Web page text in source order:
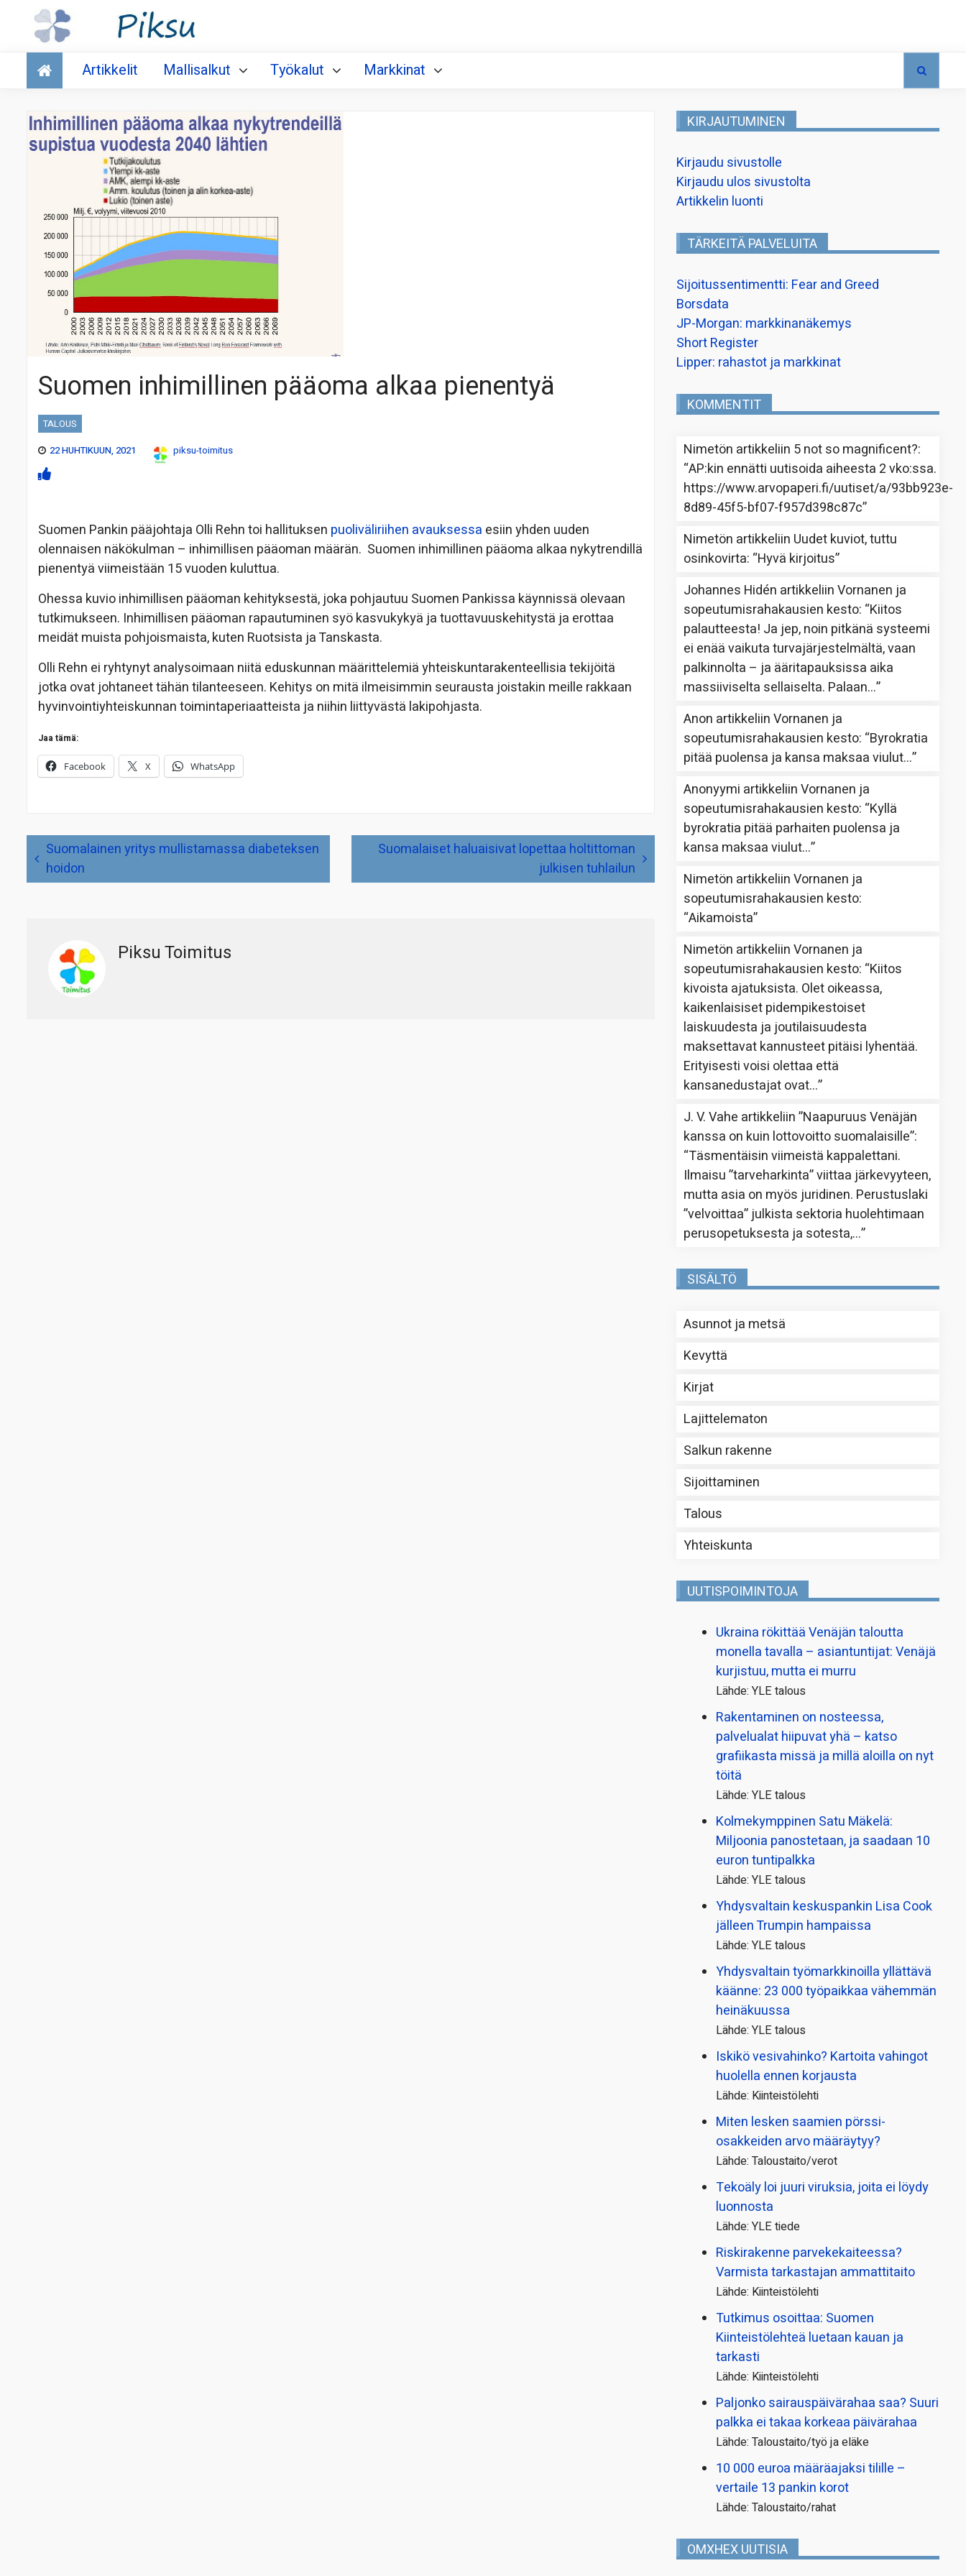
Talous
Artikkelit Mallisalkut Työkalut Markkinat
Suomen inhimillinen pääoma alkaa pienentyä
TALOUS
22 HUHTIKUUN, 2021
piksu-toimitus
Suomen Pankin pääjohtaja Olli Rehn toi hallituksen puoliväliriihen avauksessa esiin yhden uuden
olennaisen näkökulman – inhimillisen pääoman määrän. Suomen inhimillinen pääoma alkaa nykytrendillä
pienentyä viimeistään 15 vuoden kuluttua.
Ohessa kuvio inhimillisen pääoman kehityksestä, joka pohjautuu Suomen Pankissa käynnissä olevaan
tutkimukseen. Inhimillisen pääoman rapautuminen syö kasvukykyä ja tuottavuuskehitystä ja erottaa
meidät muista pohjoismaista, kuten Ruotsista ja Tanskasta.
Olli Rehn ei ryhtynyt analysoimaan niitä eduskunnan määrittelemiä yhteiskuntarakenteellisia tekijöitä
jotka ovat johtaneet tähän tilanteeseen. Kehitys on mitä ilmeisimmin seurausta joistakin meille rakkaan
hyvinvointiyhteiskunnan toimintaperiaatteista ja niihin liittyvästä lakipohjasta.
Jaa tämä:
Facebook X WhatsApp
Artikkelien
selausSuomalainen yritys mullistamassa diabeteksen
hoidon
Suomalaiset haluaisivat lopettaa holtittoman
julkisen tuhlailun
Piksu Toimitus
KIRJAUTUMINEN
Kirjaudu sivustolle
Kirjaudu ulos sivustolta
Artikkelin luonti
TÄRKEITÄ PALVELUITA
Sijoitussentimentti: Fear and Greed
Borsdata
JP-Morgan: markkinanäkemys
Short Register
Lipper: rahastot ja markkinat
KOMMENTIT
Nimetön artikkeliin 5 not so magnificent?:
“AP:kin ennätti uutisoida aiheesta 2 vko:ssa.
https://www.arvopaperi.fi/uutiset/a/93bb923e-
8d89-45f5-bf07-f957d398c87c”
Nimetön artikkeliin Uudet kuviot, tuttu
osinkovirta: “Hyvä kirjoitus”
Johannes Hidén artikkeliinVornanen ja
sopeutumisrahakausien kesto: “Kiitos
palautteesta! Ja jep, noin pitkänä systeemi
ei enää vaikuta turvajärjestelmältä, vaan
palkinnolta – ja ääritapauksissa aika
massiiviselta sellaiselta. Palaan…”
Anon artikkeliinVornanen ja
sopeutumisrahakausien kesto: “Byrokratia
pitää puolensa ja kansa maksaa viulut…”
Anonyymi artikkeliinVornanen ja
sopeutumisrahakausien kesto: “Kyllä
byrokratia pitää parhaiten puolensa ja
kansa maksaa viulut…”
Nimetön artikkeliinVornanen ja
sopeutumisrahakausien kesto:
“Aikamoista”
Nimetön artikkeliinVornanen ja
sopeutumisrahakausien kesto: “Kiitos
kivoista ajatuksista. Olet oikeassa,
kaikenlaisiset pidempikestoiset
laiskuudesta ja joutilaisuudesta
maksettavat kannusteet pitäisi lyhentää.
Erityisesti voisi olettaa että
kansanedustajat ovat…”
J. V. Vahe artikkeliin”Naapuruus Venäjän
kanssa on kuin lottovoitto suomalaisille”:
“Täsmentäisin viimeistä kappalettani.
Ilmaisu ”tarveharkinta” viittaa järkevyyteen,
mutta asia on myös juridinen. Perustuslaki
”velvoittaa” julkista sektoria huolehtimaan
perusopetuksesta ja sotesta,…”
SISÄLTÖ
Asunnot ja metsä
Kevyttä
Kirjat
Lajittelematon
Salkun rakenne
Sijoittaminen
Talous
Yhteiskunta
UUTISPOIMINTOJA
Ukraina rökittää Venäjän taloutta
monella tavalla – asiantuntijat: Venäjä
kurjistuu, mutta ei murru
Lähde: YLE talous
Rakentaminen on nosteessa,
palvelualat hiipuvat yhä – katso
grafiikasta missä ja millä aloilla on nyt
töitä
Lähde: YLE talous
Kolmekymppinen Satu Mäkelä:
Miljoonia panostetaan, ja saadaan 10
euron tuntipalkka
Lähde: YLE talous
Yhdysvaltain keskuspankin Lisa Cook
jälleen Trumpin hampaissa
Lähde: YLE talous
Yhdysvaltain työmarkkinoilla yllättävä
käänne: 23 000 työpaikkaa vähemmän
heinäkuussa
Lähde: YLE talous
Iskikö vesivahinko? Kartoita vahingot
huolella ennen korjausta
Lähde: Kiinteistölehti
Miten lesken saamien pörssi­
osakkeiden arvo määräytyy?
Lähde: Taloustaito/verot
Tekoäly loi juuri viruksia, joita ei löydy
luonnosta
Lähde: YLE tiede
Riskirakenne parvekekaiteessa?
Varmista tarkastajan ammattitaito
Lähde: Kiinteistölehti
Tutkimus osoittaa: Suomen
Kiinteistölehteä luetaan kauan ja
tarkasti
Lähde: Kiinteistölehti
Paljonko sairauspäivä­rahaa saa? Suuri
palkka ei takaa korkeaa päivärahaa
Lähde: Taloustaito/työ ja eläke
10 000 euroa määräajaksi tilille –
vertaile 13 pankin korot
Lähde: Taloustaito/rahat
OMXHEX UUTISIA